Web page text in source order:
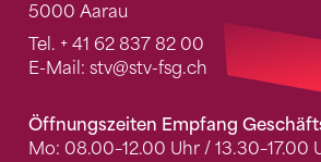
5000 Aarau
Tel. + 41 62 837 82 00
E-Mail: stv@stv-fsg.ch
Öffnungszeiten Empfang
Mo: 08.00–12.00 Uhr / 13.30–17.00